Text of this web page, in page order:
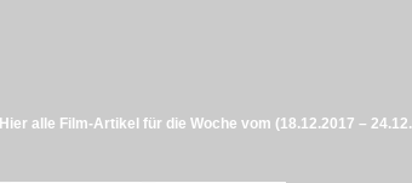
Hier alle Film-Artikel für die Woche vom (18.12.2017 –